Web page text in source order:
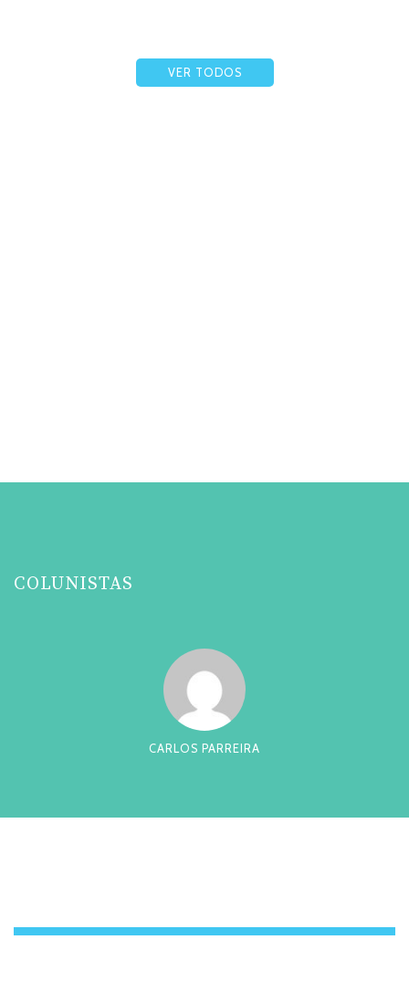
VER TODOS
COLUNISTAS
CARLOS PARREIRA